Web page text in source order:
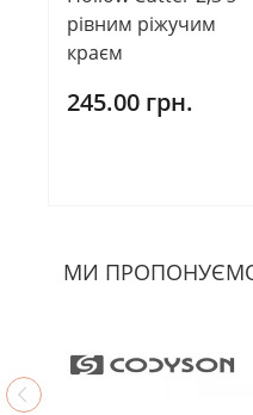
рівним ріжучим
краєм
245.00 грн.
МИ